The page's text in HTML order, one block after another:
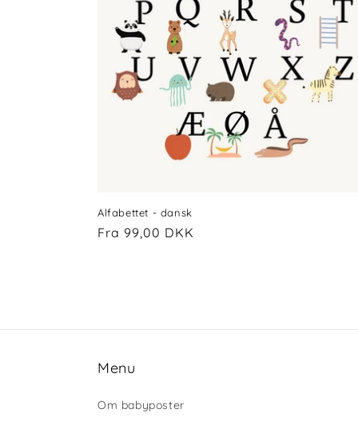
Alfabettet - dansk
Normalpris
Fra 99,00 DKK
Menu
Om babyposter